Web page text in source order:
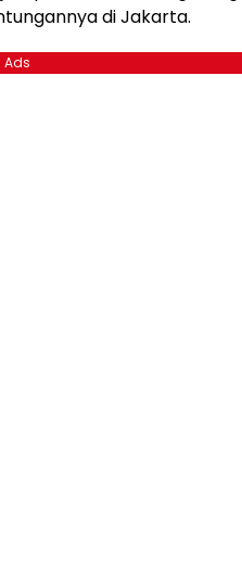
di Jakarta.
Ads